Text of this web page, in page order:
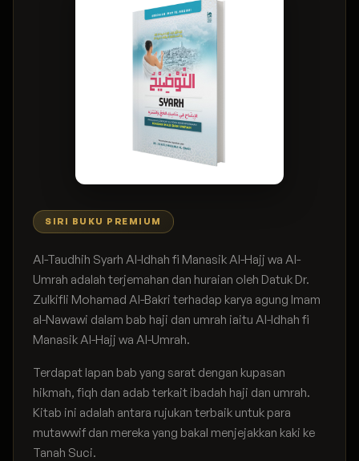
SIRI BUKU PREMIUM
Al-Taudhih Syarh Al-Idhah fi Manasik Al-Hajj wa Al-
Umrah adalah terjemahan dan huraian oleh Datuk Dr.
Zulkifli Mohamad Al-Bakri terhadap karya agung Imam
al-Nawawi dalam bab haji dan umrah iaitu Al-Idhah fi
Manasik Al-Hajj wa Al-Umrah.
Terdapat lapan bab yang sarat dengan kupasan
hikmah, fiqh dan adab terkait ibadah haji dan umrah.
Kitab ini adalah antara rujukan terbaik untuk para
mutawwif dan mereka yang bakal menjejakkan kaki ke
Tanah Suci.